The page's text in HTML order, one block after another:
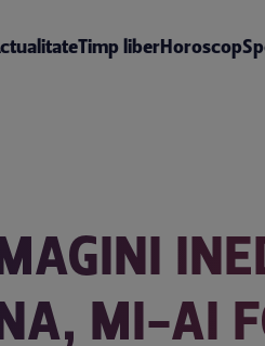
Timp liberHoroscop
MI-AI